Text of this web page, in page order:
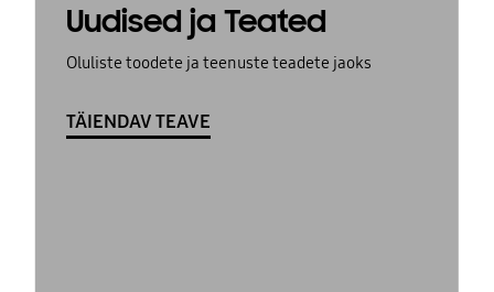
Uudised ja Teated
Oluliste toodete ja teenuste teadete jaoks
TÄIENDAV TEAVE